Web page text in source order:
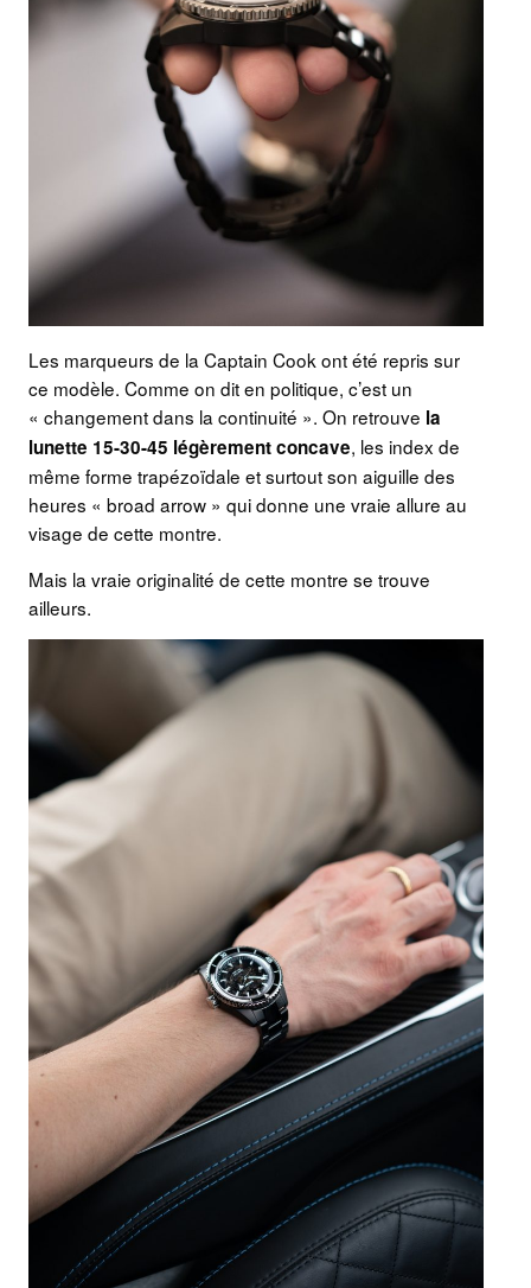
Les marqueurs de la Captain Cook ont été repris sur
ce modèle. Comme on dit en politique, c’est un
« changement dans la continuité ». On retrouve la
lunette 15-30-45 légèrement concave, les index de
même forme trapézoïdale et surtout son aiguille des
heures « broad arrow » qui donne une vraie allure au
visage de cette montre.
Mais la vraie originalité de cette montre se trouve
ailleurs.